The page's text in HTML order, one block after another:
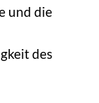
und die
des